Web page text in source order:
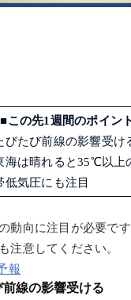
■この先1週間のポイン
びたび前線の影響受け
海は晴れると35℃以上
低気圧にも注目
動向に注目が必要で
注意してください。
報
線の影響受ける